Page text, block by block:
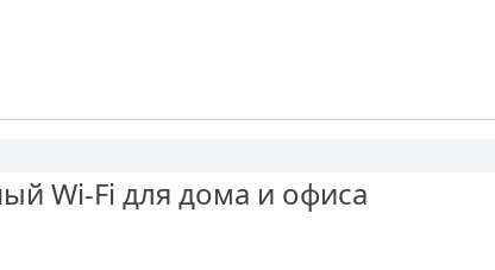
Wi-Fi для дома и офиса